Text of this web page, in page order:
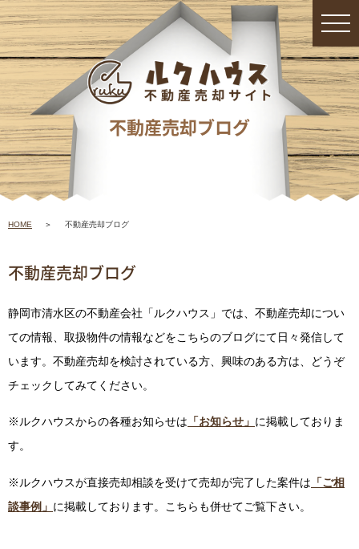
不動産売却ブログ
HOME 不動産売却ブログ
不動産売却ブログ
静岡市清水区の不動産会社「ルクハウス」では、不動産売却につい
ての情報、取扱物件の情報などをこちらのブログにて日々発信して
います。不動産売却を検討されている方、興味のある方は、どうぞ
チェックしてみてください。
※ルクハウスからの各種お知らせは 「お知らせ」 に掲載しておりま
す。
※ルクハウスが直接売却相談を受けて売却が完了した案件は 「ご相
談事例」 に掲載しております。こちらも併せてご覧下さい。